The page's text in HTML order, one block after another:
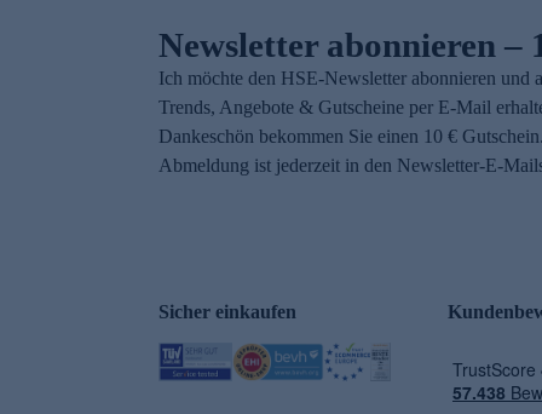
Newsletter abonnieren –
Ich möchte den HSE-Newsletter abonnieren und
Trends, Angebote & Gutscheine per E-Mail
Dankeschön bekommen Sie einen 10 €
Abmeldung ist jederzeit in den Newsletter-E-
Sicher einkaufen